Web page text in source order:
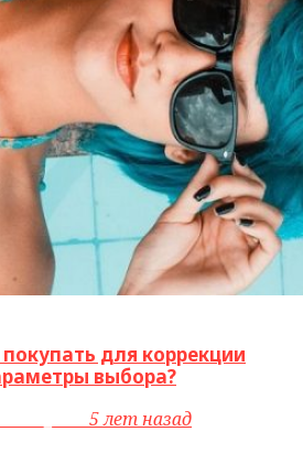
для коррекции
выбора?
5 лет назад